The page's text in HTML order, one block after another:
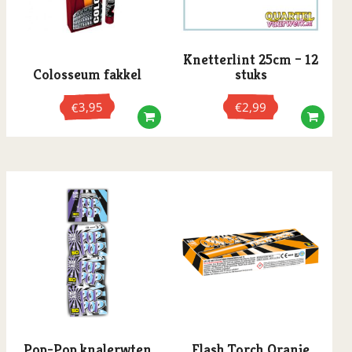
Colosseum fakkel
€3,95
Knetterlint 25cm – 12
stuks
€2,99